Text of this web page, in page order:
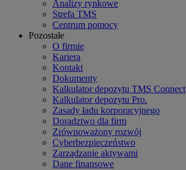
Analizy rynkowe
Strefa TMS
Centrum pomocy
Pozostałe
O firmie
Kariera
Kontakt
Dokumenty
Kalkulator depozytu TMS Connect
Kalkulator depozytu Pro.
Zasady ładu korporacyjnego
Doradztwo dla firm
Zrównoważony rozwój
Cyberbezpieczeństwo
Zarządzanie aktywami
Dane finansowe